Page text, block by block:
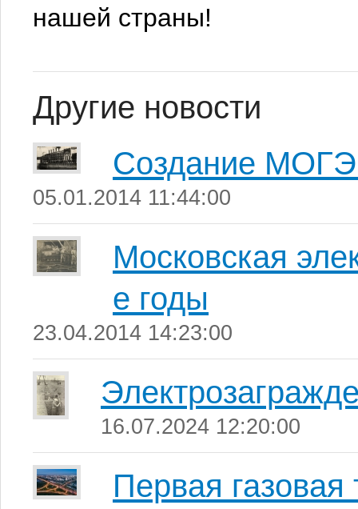
нашей страны!
Другие новости
Создание
05.01.2014 11:44:00
Московская
е годы
23.04.2014 14:23:00
16.07.2024 12:20:00
Первая